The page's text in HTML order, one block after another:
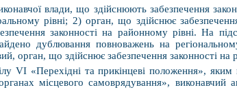
влади, що здійснюють забезпечення
рівні; 2) орган, що здійснює
законності на районному рівні. На
дублювання повноважень на
орган, що здійснює забезпечення законності на
VI «Перехідні та прикінцеві положення», яким
місцевого самоврядування», виконавчий